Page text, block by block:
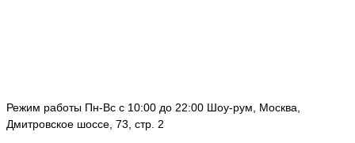
Режим работы Пн-Вс с 10:00 до 22:00 Шоу-рум, Москва,
Дмитровское шоссе, 73, стр. 2